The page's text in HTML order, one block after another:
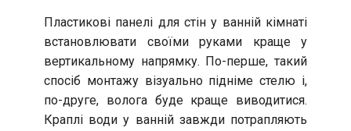
Пластикові панелі для стін у ванній кімнаті
встановлювати своїми руками краще у
вертикальному напрямку. По-перше, такий
спосіб монтажу візуально підніме стелю і,
по-друге, волога буде краще виводитися.
Краплі води у ванній завжди потрапляють